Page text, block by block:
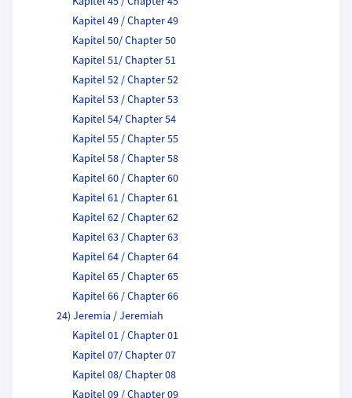
Kapitel 49 / Chapter 49
Kapitel 50/ Chapter 50
Kapitel 51/ Chapter 51
Kapitel 52 / Chapter 52
Kapitel 53 / Chapter 53
Kapitel 54/ Chapter 54
Kapitel 55 / Chapter 55
Kapitel 58 / Chapter 58
Kapitel 60 / Chapter 60
Kapitel 61 / Chapter 61
Kapitel 62 / Chapter 62
Kapitel 63 / Chapter 63
Kapitel 64 / Chapter 64
Kapitel 65 / Chapter 65
Kapitel 66 / Chapter 66
24) Jeremia / Jeremiah
Kapitel 01 / Chapter 01
Kapitel 07/ Chapter 07
Kapitel 08/ Chapter 08
Kapitel 09 / Chapter 09